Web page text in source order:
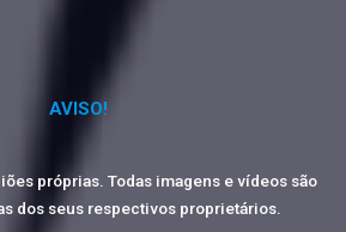
AVISO!
próprias. Todas imagens e vídeos são
dos seus respectivos proprietários.